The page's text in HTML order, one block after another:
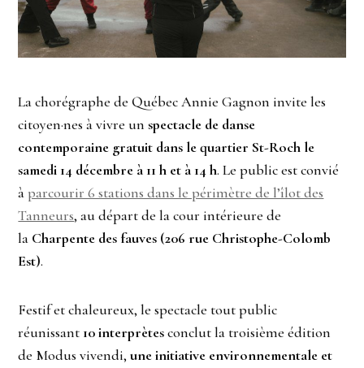
La chorégraphe de Québec Annie Gagnon invite les
citoyen·nes à vivre un spectacle de danse
contemporaine gratuit dans le quartier St-Roch le
samedi 14 décembre à 11 h et à 14 h. Le public est convié
à parcourir 6 stations dans le périmètre de l’îlot des
Tanneurs, au départ de la cour intérieure de
la Charpente des fauves (206 rue Christophe-Colomb
Est).
Festif et chaleureux, le spectacle tout public
réunissant 10 interprètesconclut la troisième édition
de Modus vivendi,une initiative environnementale et